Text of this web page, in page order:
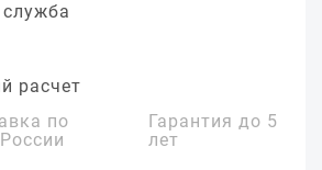
расчет
по
Гарантия до 5
лет